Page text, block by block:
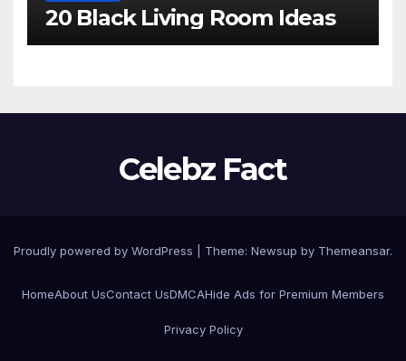
20 Black Living Room Ideas
Celebz Fact
Proudly powered by WordPress Theme: Newsup by Themeansar.
HomeAbout UsContact UsDMCAHide Ads for Premium Members
Privacy Policy